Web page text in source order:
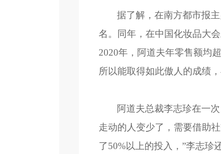
据了解，在南方都市报
名。同年，在中国化妆品大
2020年，阿道夫年零售额均
所以能取得如此傲人的成绩
阿道夫总裁李志珍在一
走动的人变少了，需要借助
了50%以上的投入，”李志珍